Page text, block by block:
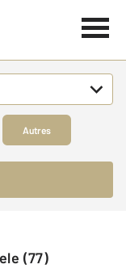
Autres
(77)